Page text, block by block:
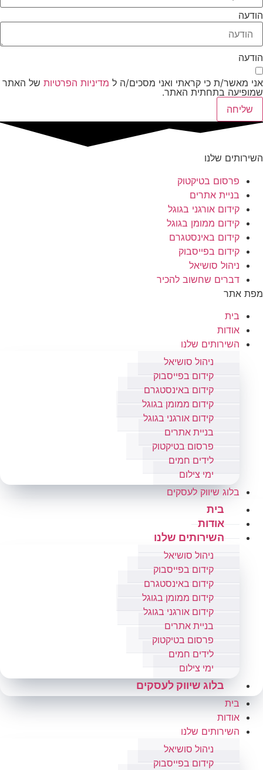
הודעה
הודעה
אני מאשר/ת כי קראתי ואני מסכים/ה ל מדיניות הפרטיות של האתר
שמופיעה בתחתית האתר.
שליחה
השירותים שלנו
פרסום בטיקטוק
בניית אתרים
קידום אורגני בגוגל
קידום ממומן בגוגל
קידום באינסטגרם
קידום בפייסבוק
ניהול סושיאל
דברים שחשוב להכיר
מפת אתר
בית
אודות
השירותים שלנו
ניהול סושיאל
קידום בפייסבוק
קידום באינסטגרם
קידום ממומן בגוגל
קידום אורגני בגוגל
בניית אתרים
פרסום בטיקטוק
לידים חמים
ימי צילום
בלוג שיווק לעסקים
בית
אודות
השירותים שלנו
ניהול סושיאל
קידום בפייסבוק
קידום באינסטגרם
קידום ממומן בגוגל
קידום אורגני בגוגל
בניית אתרים
פרסום בטיקטוק
לידים חמים
ימי צילום
בלוג שיווק לעסקים
בית
אודות
השירותים שלנו
ניהול סושיאל
קידום בפייסבוק